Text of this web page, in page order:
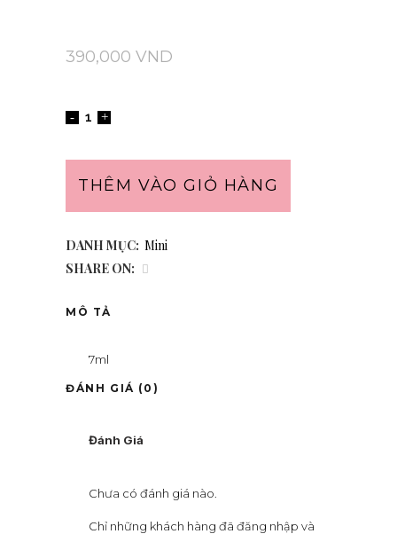
390,000 VND
THÊM VÀO GIỎ HÀNG
DANH MỤC: Mini
SHARE ON:
MÔ TẢ
7ml
ĐÁNH GIÁ (0)
Đánh Giá
Chưa có đánh giá nào.
Chỉ những khách hàng đã đăng nhập và